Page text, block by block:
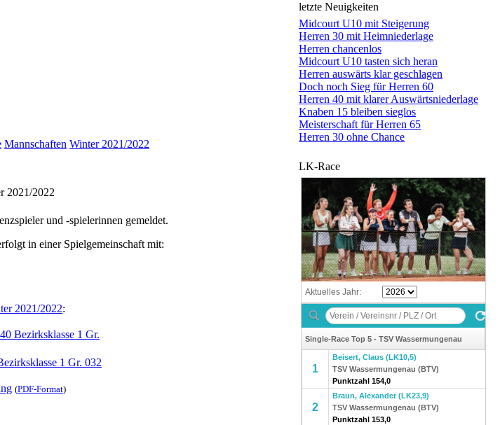
Mannschaften Winter 2021/2022
2021/2022
und -spielerinnen gemeldet.
in einer Spielgemeinschaft mit:
2021/2022:
Bezirksklasse 1 Gr.
1 Gr. 032
(PDF-Format)
letzte Neuigkeiten
Midcourt U10 mit Steigerung
Herren 30 mit Heimniederlage
Herren chancenlos
Midcourt U10 tasten sich heran
Herren auswärts klar geschlagen
Doch noch Sieg für Herren 60
Herren 40 mit klarer Auswärtsniederlage
Knaben 15 bleiben sieglos
Meisterschaft für Herren 65
Herren 30 ohne Chance
LK-Race